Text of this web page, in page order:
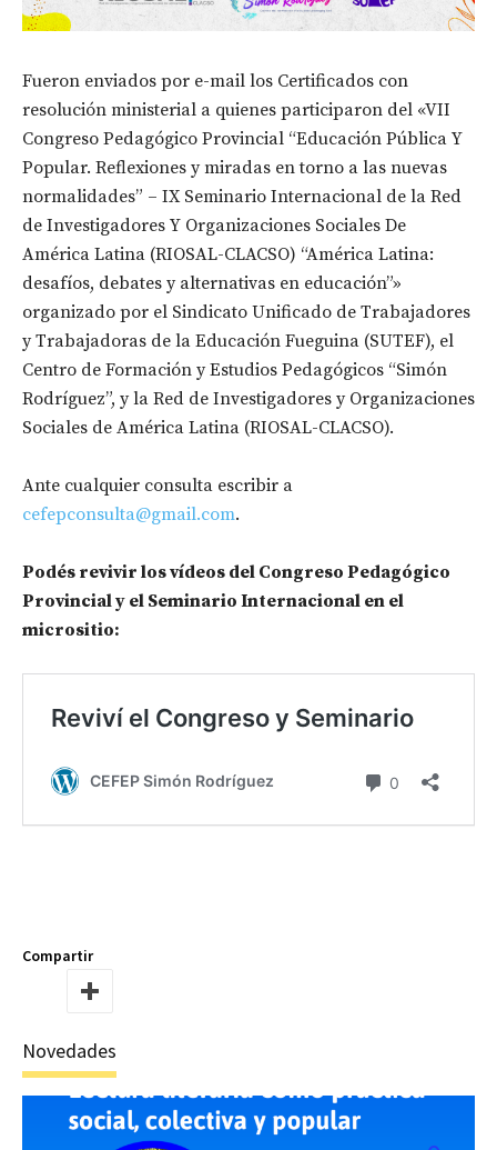
Fueron enviados por e-mail los Certificados con
resolución ministerial a quienes participaron del «VII
Congreso Pedagógico Provincial “Educación Pública Y
Popular. Reflexiones y miradas en torno a las nuevas
normalidades” – IX Seminario Internacional de la Red
de Investigadores Y Organizaciones Sociales De
América Latina (RIOSAL-CLACSO) “América Latina:
desafíos, debates y alternativas en educación”»
organizado por el Sindicato Unificado de Trabajadores
y Trabajadoras de la Educación Fueguina (SUTEF), el
Centro de Formación y Estudios Pedagógicos “Simón
Rodríguez”, y la Red de Investigadores y Organizaciones
Sociales de América Latina (RIOSAL-CLACSO).
Ante cualquier consulta escribir a
cefepconsulta@gmail.com.
Podés revivir los vídeos del Congreso Pedagógico
Provincial y el Seminario Internacional en el
micrositio:
Compartir
Novedades